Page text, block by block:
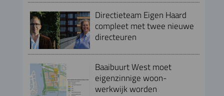
Directieteam Eigen Haard
compleet met twee nieuwe
directeuren
Baaibuurt West moet
eigenzinnige woon-
werkwijk worden